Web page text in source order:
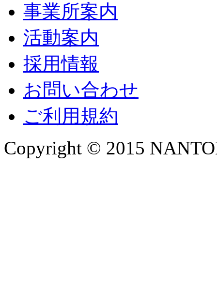
事業所案内
活動案内
採用情報
お問い合わせ
ご利用規約
Copyright © 2015